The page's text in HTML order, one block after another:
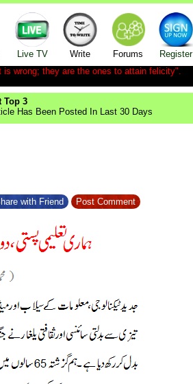
Live TV Write Forums Register
wrong; they are the ones to attain felicity".
Top 3
Has Been Posted In Last 30 Days
with Friend Post Comment